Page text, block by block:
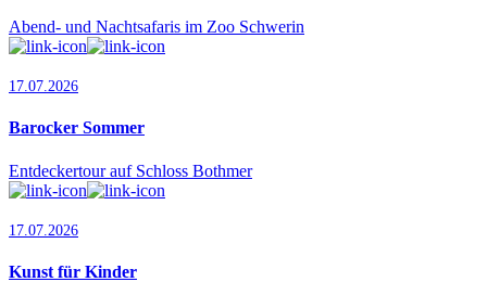
Abend- und Nachtsafaris im Zoo Schwerin
17.07.2026
Barocker Sommer
Entdeckertour auf Schloss Bothmer
17.07.2026
Kunst für Kinder